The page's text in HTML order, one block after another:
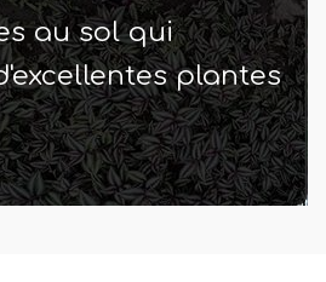
au sol qui
plantes